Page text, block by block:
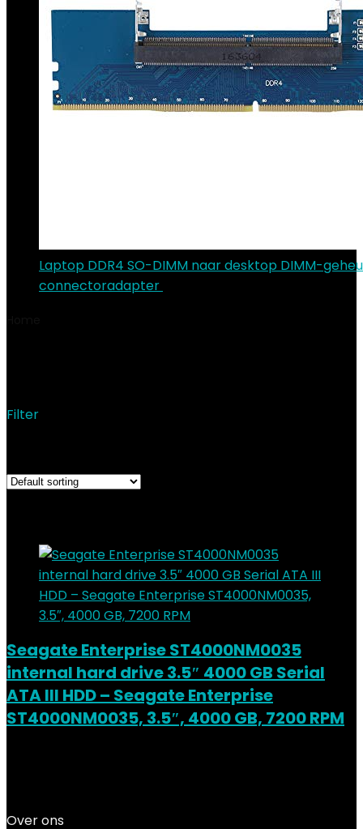
Laptop DDR4 SO-DIMM naar desktop DIMM-
connectoradapter
Filter
Seagate Enterprise ST4000NM0035
internal hard drive 3.5″ 4000 GB Serial
ATA III HDD – Seagate Enterprise
ST4000NM0035, 3.5″, 4000 GB, 7200 RPM
Over ons